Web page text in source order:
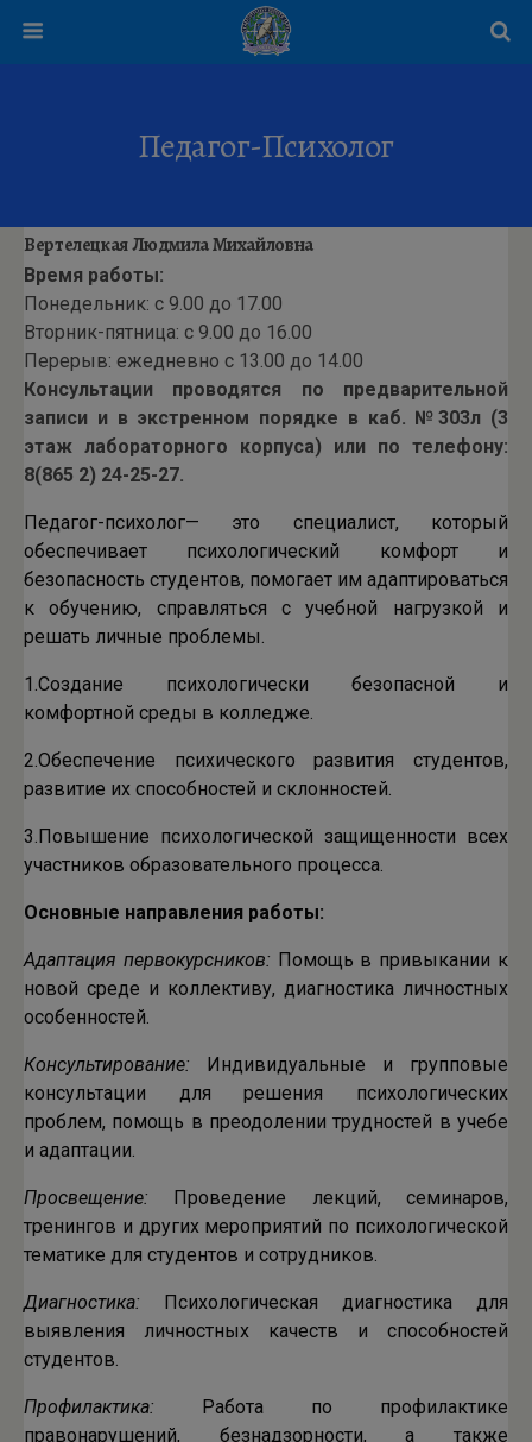
Педагог-Психолог
Вертелецкая Людмила Михайловна
Время работы:
Понедельник: с 9.00 до 17.00
Вторник-пятница: с 9.00 до 16.00
Перерыв: ежедневно с 13.00 до 14.00
Консультации проводятся по предварительной
записи и в экстренном порядке в каб. №303л (3
этаж лабораторного корпуса) или по телефону:
8(865 2) 24-25-27.
Педагог-психолог— это специалист, который
обеспечивает психологический комфорт и
безопасность студентов, помогает им адаптироваться
к обучению, справляться с учебной нагрузкой и
решать личные проблемы.
1.Создание психологически безопасной и
комфортной среды в колледже.
2.Обеспечение психического развития студентов,
развитие их способностей и склонностей.
3.Повышение психологической защищенности всех
участников образовательного процесса.
Основные направления работы:
Адаптация первокурсников: Помощь в привыкании к
новой среде и коллективу, диагностика личностных
особенностей.
Консультирование: Индивидуальные и групповые
консультации для решения психологических
проблем, помощь в преодолении трудностей в учебе
и адаптации.
Просвещение: Проведение лекций, семинаров,
тренингов и других мероприятий по психологической
тематике для студентов и сотрудников.
Диагностика: Психологическая диагностика для
выявления личностных качеств и способностей
студентов.
Профилактика: Работа по профилактике
правонарушений, безнадзорности, а также